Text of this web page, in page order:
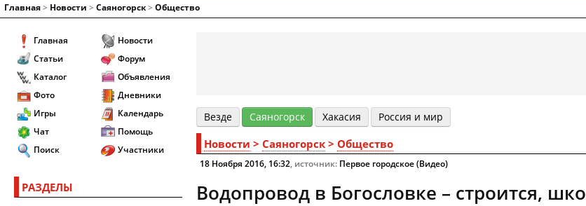
Главная> Новости > Cаяногорск> Общество
Главная
Статьи
Каталог
Фото
Игры
Чат
Поиск
Новости
Форум
Объявления
Дневники
Календарь
Помощь
Участники
РАЗДЕЛЫ
Везде Cаяногорск Хакасия Россия и мир
Новости > Cаяногорск > Общество
18 Ноября 2016, 16:32, источник: Первое городское (Видео)
Водопровод в Богословке – строится,